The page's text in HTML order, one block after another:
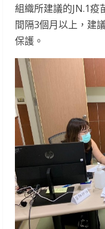
組織所建議的JN.1疫
間隔3個月以上，建
保護。